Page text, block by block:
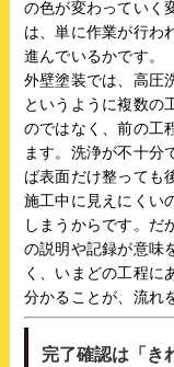
の色が変わっていく
は、単に作業が行わ
進んでいるかです。
外壁塗装では、高圧
というように複数の
のではなく、前の工
ます。洗浄が不十分
ば表面だけ整っても
施工中に見えにくい
しまうからです。だ
の説明や記録が意味
く、いまどの工程に
分かることが、流れ
完了確認は「き